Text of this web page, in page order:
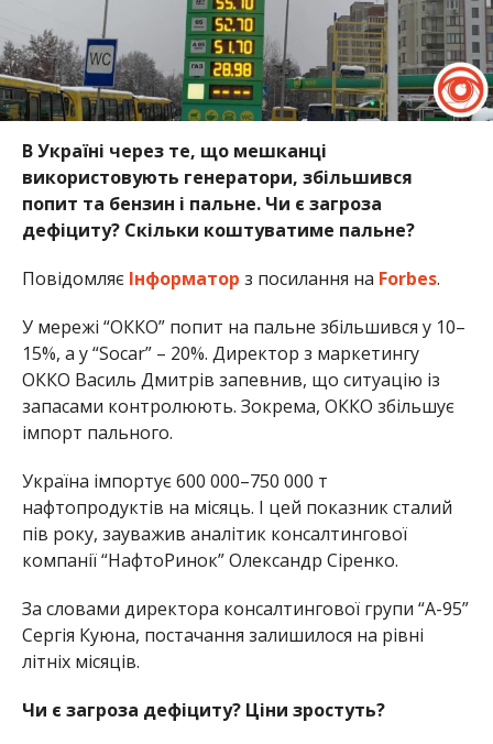
В Україні через те, що мешканці
використовують генератори, збільшився
попит та бензин і пальне. Чи є загроза
дефіциту? Скільки коштуватиме пальне?
Повідомляє Інформатор з посилання на Forbes.
У мережі “ОККО” попит на пальне збільшився у 10–
15%, а у “Socar” – 20%. Директор з маркетингу
ОККО Василь Дмитрів запевнив, що ситуацію із
запасами контролюють. Зокрема, ОККО збільшує
імпорт пального.
Україна імпортує 600 000–750 000 т
нафтопродуктів на місяць. І цей показник сталий
пів року, зауважив аналітик консалтингової
компанії “НафтоРинок” Олександр Сіренко.
За словами директора консалтингової групи “А-95”
Сергія Куюна, постачання залишилося на рівні
літніх місяців.
Чи є загроза дефіциту? Ціни зростуть?